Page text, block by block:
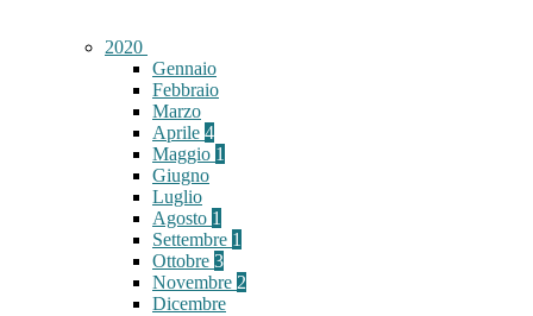
2020
Gennaio
Febbraio
Marzo
Aprile 4
Maggio 1
Giugno
Luglio
Agosto 1
Settembre 1
Ottobre 3
Novembre 2
Dicembre